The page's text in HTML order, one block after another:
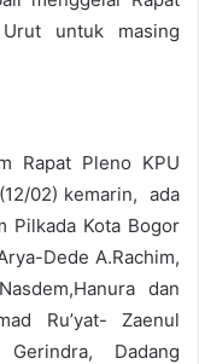
untuk masing
Rapat Pleno KPU
02) kemarin, ada
Pilkada Kota Bogor
Dede A.Rachim,
dan
Ru’yat- Zaenul
Dadang